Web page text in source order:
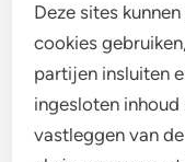
Deze sites
cookies
partijen insluiten
ingesloten
vastleggen van